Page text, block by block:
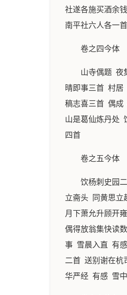
社遂各施买酒余
南平社六人各一
卷之四今体
山寺偶题 夜
晴即事三首 村
稿志喜三首 偶成
山是葛仙炼丹处
四首
卷之五今体
饮杨刺史园
立斋头 同黄思立
月下萧允升顾开
偶得放翁集快读
事 雪晨入直 有
二首 送别谢在杭
华严经 有感 雪